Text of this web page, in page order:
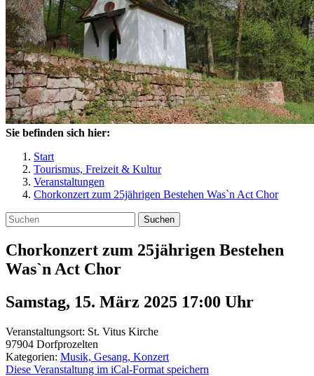
Sie befinden sich hier:
Start
Tourismus, Freizeit & Kultur
Veranstaltungen
Chorkonzert zum 25jährigen Bestehen Was`n Act Chor
Suchen
Chorkonzert zum 25jährigen Bestehen
Was`n Act Chor
Samstag, 15. März 2025 17:00 Uhr
Veranstaltungsort: St. Vitus Kirche
97904 Dorfprozelten
Kategorien: Musik, Gesang, Konzert
Diese Veranstaltung im iCal-Format speichern